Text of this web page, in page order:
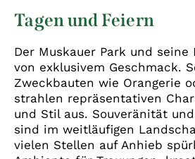
Tagen und Feiern
Der Muskauer Park und seine
von exklusivem Geschmack.
Zweckbauten wie Orangerie
strahlen repräsentativen
und Stil aus. Souveränität
sind im weitläufigen
vielen Stellen auf Anhieb